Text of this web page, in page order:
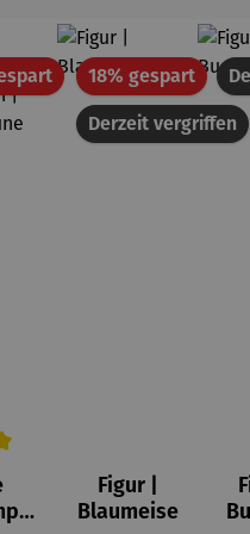
von 5 von 5 Sternen
Rabatt
Bewertung von 5
Derzeit vergriffen
18% gespartRabatt
Figur |
Blaumeise